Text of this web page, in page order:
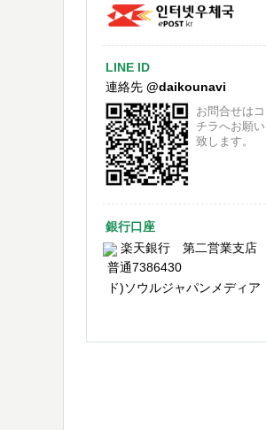
LINE ID
連絡先 @daikounavi
お問合せはコ
チラへお願い
致します。
銀行口座
楽天銀行 第二営業支店
普通7386430
ド)ソウルジャパンメディア